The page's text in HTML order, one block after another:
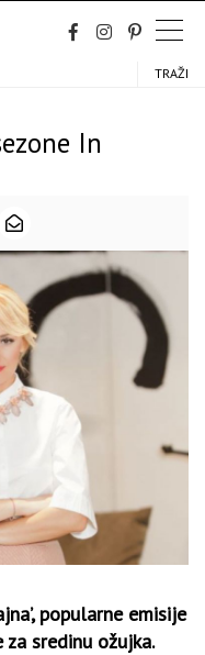
TRAŽI
In
popularne emisije
sredinu ožujka.